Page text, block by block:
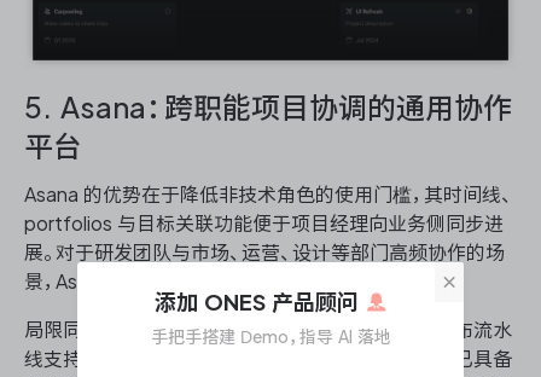
5. Asana：跨职能项目协调的通用协作
平台
Asana 的优势在于降低非技术角色的使用门槛，其时间线、
portfolios 与目标关联功能便于项目经理向业务侧同步进
展。对于研发团队与市场、运营、设计等部门高频协作的场
景，Asana 提供了相对中立的协作空间。
局限同样明显：缺乏原生的代码关联、测试管理与发布流水
线支持，研发专业数据的沉淀深度不足。若技术团队已具备
×
添加 ONES 产品顾问
手把手搭建 Demo，指导 AI 落地